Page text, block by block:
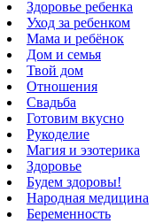
Здоровье ребенка
Уход за ребенком
Мама и ребёнок
Дом и семья
Твой дом
Отношения
Свадьба
Готовим вкусно
Рукоделие
Магия и эзотерика
Здоровье
Будем здоровы!
Народная медицина
Беременность